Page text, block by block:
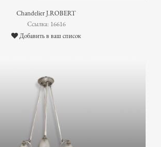
Chandelier J.ROBERT
Ссылка: 16616
Добавить в ваш список